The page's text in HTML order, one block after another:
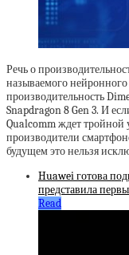
Речь о
называемого
производительность
Snapdragon 8 Gen 3. И
Qualcomm ждет тройной
производители
будущем это нельзя
Huawei готова
представила
Read